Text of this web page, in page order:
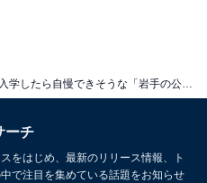
入学したら自慢できそうな「岩手の公立進学校」ランキング！ 2位「花巻北高等学校」、圧倒的1位は？
ーチ
をはじめ、最新のリリース情報、ト
で注目を集めている話題をお知らせ